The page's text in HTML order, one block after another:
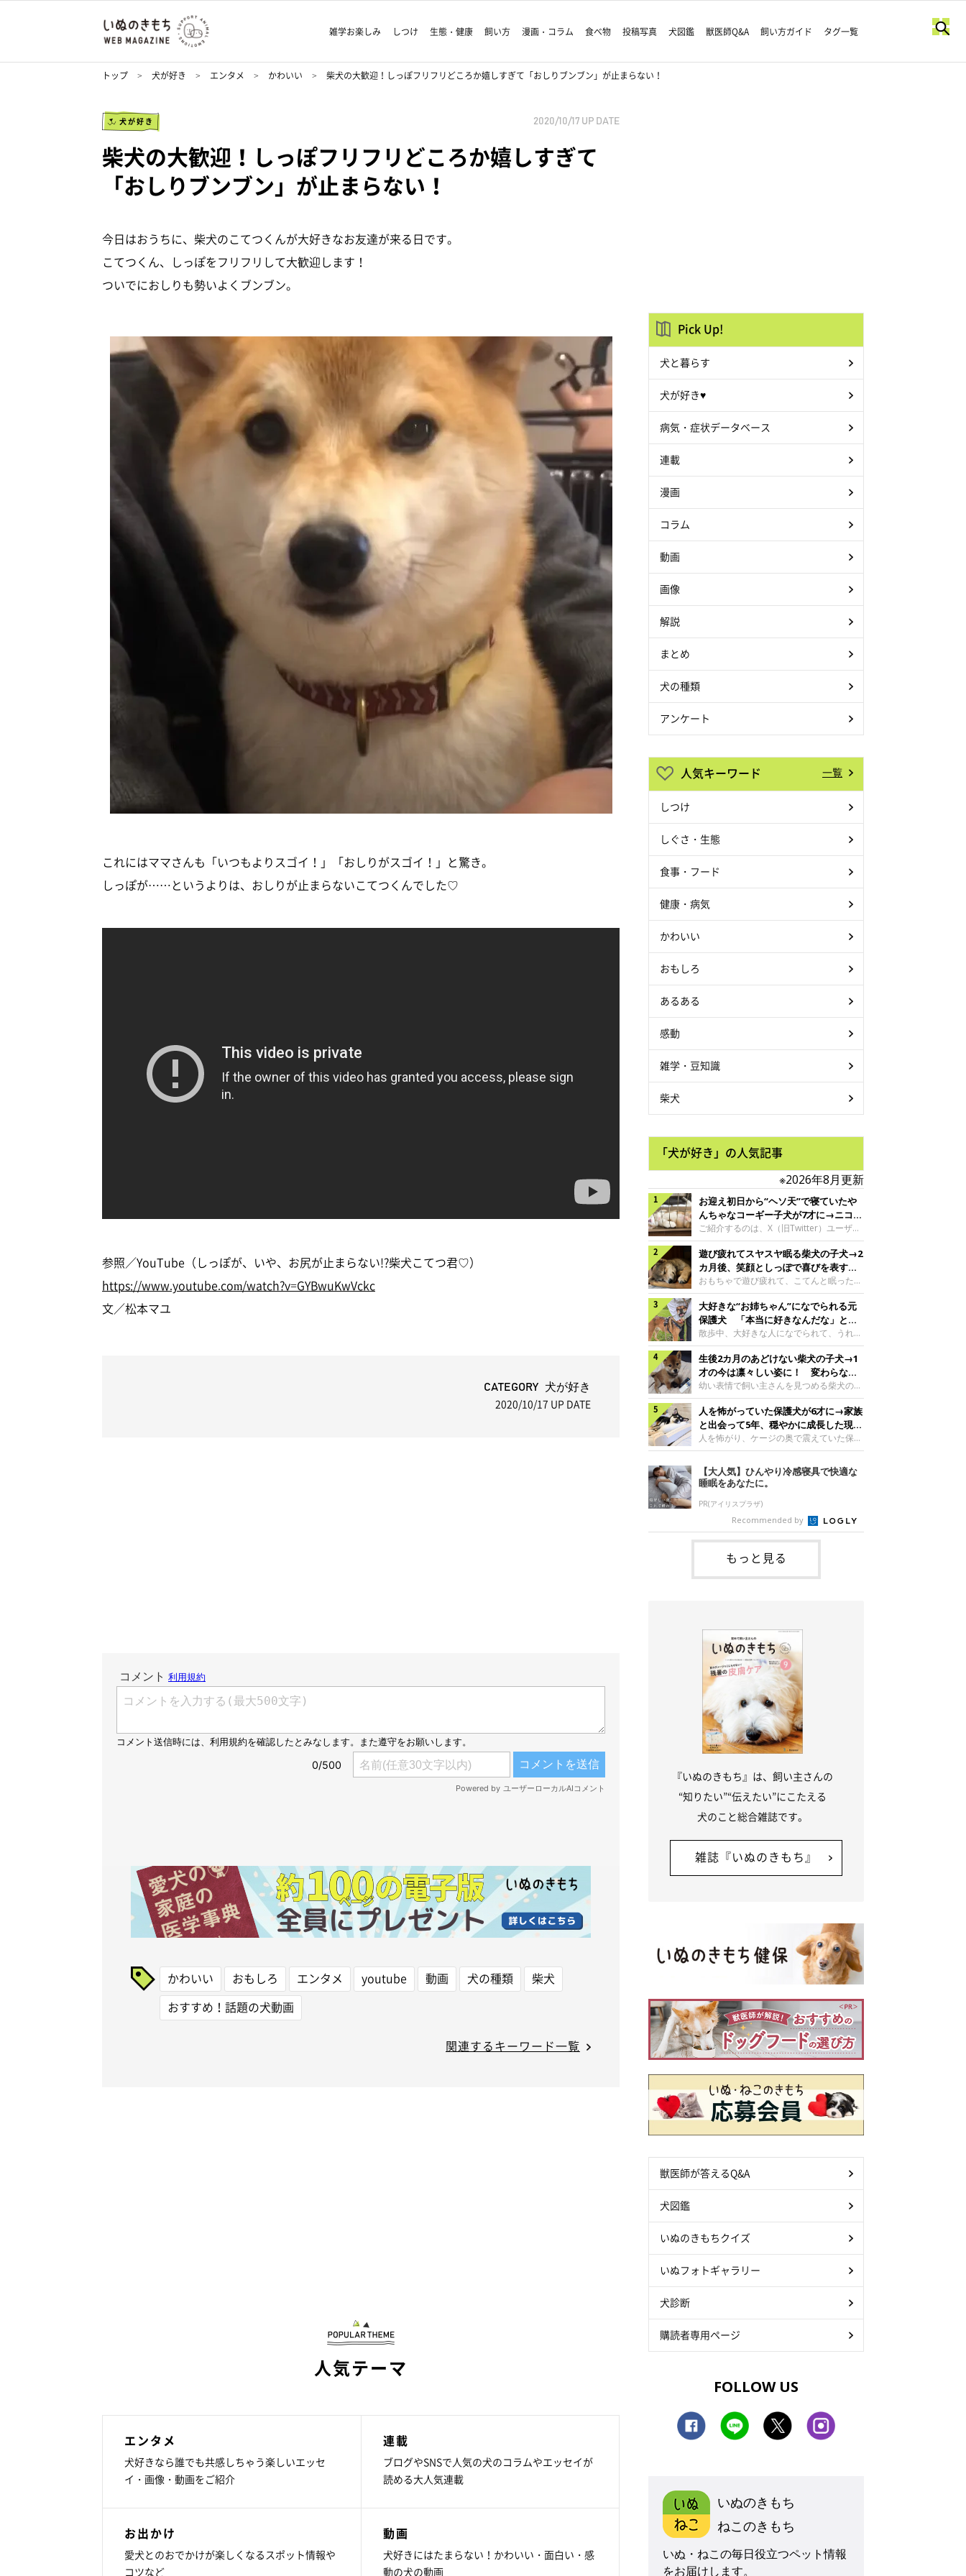
雑学お楽しみ しつけ 生態・健康 飼い方 漫画・コラム 食べ物 投稿写真 犬図鑑 獣医師Q&A 飼い方ガイド タグ一覧
トップ 犬が好き エンタメ かわいい 柴犬の大歓迎！しっぽフリフリどころか嬉しすぎて「おしりブンブン」が止まらない！
犬が好き 2020/10/17 UP DATE
柴犬の大歓迎！しっぽフリフリどころか嬉しすぎて
「おしりブンブン」が止まらない！
今日はおうちに、柴犬のこてつくんが大好きなお友達が来る日です。
こてつくん、しっぽをフリフリして大歓迎します！
ついでにおしりも勢いよくブンブン。
これにはママさんも「いつもよりスゴイ！」「おしりがスゴイ！」と驚き。
しっぽが……というよりは、おしりが止まらないこてつくんでした♡
参照／YouTube（しっぽが、いや、お尻が止まらない!?柴犬こてつ君♡）
https://www.youtube.com/watch?v=GYBwuKwVckc
文／松本マユ
CATEGORY 犬が好き
2020/10/17 UP DATE
かわいい おもしろ エンタメ youtube 動画 犬の種類
柴犬
おすすめ！話題の犬動画
関連するキーワード一覧
人気テーマ
エンタメ
犬好きなら誰でも共感しちゃう楽しいエッセ
イ・画像・動画をご紹介
連載
ブログやSNSで人気の犬のコラムやエッセイが
読める大人気連載
お出かけ
愛犬とのおでかけが楽しくなるスポット情報や
コツなど
動画
犬好きにはたまらない！かわいい・面白い・感
動の犬の動画
Pick Up!
犬と暮らす
犬が好き♥
病気・症状データベース
連載
漫画
コラム
動画
画像
解説
まとめ
犬の種類
アンケート
人気キーワード 一覧
しつけ
しぐさ・生態
食事・フード
健康・病気
かわいい
おもしろ
あるある
感動
雑学・豆知識
柴犬
「犬が好き」の人気記事
※2026年8月更新
お迎え初日から“ヘソ天”で寝ていたや
んちゃなコーギー子犬が7才に→ニコニ
コ“コーギースマイル”が魅力のコに成
長！
ご紹介するのは、X（旧Twitter）ユーザー
＠Kus1oKg2vsgdWS2さんの愛犬でウェル
シュ・コーギー・ペンブロークの神楽ちゃ
ん。今年の8月で7才になるという神楽ちゃ
んですが、いったいどんな子犬時代を過ご
したのでしょうか。今回は、神楽ちゃんの
成長を飼い主さんと振り返ります！神楽ち
ゃんの成長について聞いた！お迎えから数
日後の神楽ちゃん（撮影時生後2カ月）＠
Kus1oKg2vsgdWS2――お迎え当初の神楽
ちゃんの様子について教えてください。飼
い主さん： 「お迎え当日から“ヘソ天”で寝
るようなコでし
遊び疲れてスヤスヤ眠る柴犬の子犬→2
カ月後、笑顔としっぽで喜びを表すコ
に成長！
おもちゃで遊び疲れて、こてんと眠った子
犬。あれから2カ月、表情や行動にさまざ
まな変化が見られるようになりました。遊
び疲れて眠る生後2カ月のなっちゃん遊び
疲れた様子のなっちゃん。@Pkndg_紹介
するのは、X（旧Twitter）ユーザー
@Pkndg_さんの愛犬・なっちゃん（取材
時、生後4カ月／柴犬）。こちらの写真
は、なっちゃんが生後2カ月のころに撮影
された一枚です。この日、なっちゃんは家
族と一緒におもちゃで遊んでいました。た
くさん遊んで疲れたのか、その後は眠り始
めたそうです。眠るなっちゃん。
@Pkndg_
大好きな“お姉ちゃん”になでられる元
保護犬 「本当に好きなんだな」と感
じる表情にほっこり
散歩中、大好きな人になでられて、うれし
そうな表情を見せる元保護犬。甘えるよう
な姿に、見ているこちらまでほっこりしま
す。大好きな“お姉ちゃん”に甘える小次郎
くん妹さんになでてもらい、うれしそうな
表情を見せる小次郎くん（2026年6月撮
影）。@mika_Jimmy紹介するのは、X（旧
Twitter）ユーザー@mika_Jimmyさんの愛
犬・小次郎くん（撮影時5才）。こちら
は、飼い主さんの妹さんと一緒に散歩をし
日、飼い主さんは実家から自宅へ帰る途
中、妹さんと公園で待ち合わせ
生後2カ月のあどけない柴犬の子犬→1
才の今は凛々しい姿に！ 変わらない
「くりくりおめめ」にもほっこり
幼い表情で飼い主さんを見つめる柴犬の子
犬。1才を迎えた現在はすっかり成犬らし
くなりましたが、子犬のころから変わらな
いところもあるそうです。家族に迎えたば
かりの小さな慎之介くん生後2カ月の慎之
介くん。@BLACKpurupuru紹介するの
は、X（旧Twitter）ユーザー
@BLACKpurupuruさんの愛犬・慎之介く
ん（取材時1才／柴犬）です。こちらは、
慎之介くんが生後2カ月のころ、家族に迎
えて約2週間後に撮影された一枚。小さな
体とあどけない表情が印象的です。飼い主
さんの夫に抱っこされる慎之介くん。@B
人を怖がっていた保護犬が6才に→家族
と出会って5年、穏やかに成長した現在
の姿にグッとくる
人を怖がり、ケージの奥で震えていた保護
犬。家族と出会って5年、今では笑顔を見
せ、飼い主さんの娘さんにも少しずつ心を
開くようになりました。（写真左から）先
住犬・ライナちゃん、レオナちゃん。
@lina_and_leona紹介するのは、
Instagramユーザー@lina_and_leonaさん
の愛犬・レオナちゃん（取材時6才／柴犬
／写真右）です。穏やかで優しい表情を見
せる今の姿からは想像できませんが、レオ
ナちゃんには悲しい過去があるといいま
す。人が怖くてケージの中で震えていた家
【大人気】ひんやり冷感寝具で快適な
睡眠をあなたに。
PR(アイリスプラザ)
Recommended by
もっと見る
『いぬのきもち』は、飼い主さんの
“知りたい”“伝えたい”にこたえる
犬のこと総合雑誌です。
雑誌『いぬのきもち』
獣医師が答えるQ&A
犬図鑑
いぬのきもちクイズ
いぬフォトギャラリー
犬診断
購読者専用ページ
FOLLOW US
いぬのきもち
ねこのきもち
いぬ・ねこの毎日役立つペット情報
をお届けします。